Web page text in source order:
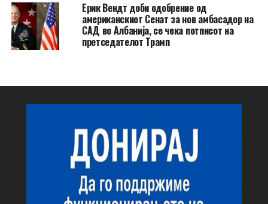
Ерик Вендт доби одобрение од
американскиот Сенат за нов амбасадор на
САД во Албанија, се чека потписот на
претседателот Трамп